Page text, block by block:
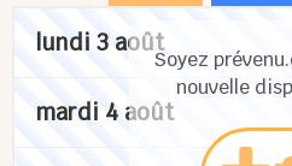
Soyez
nouvelle
lundi 3 août
mardi 4 août